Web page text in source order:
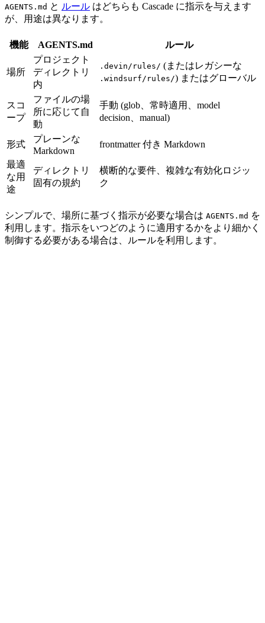
AGENTS.md と ルール はどちらも Cascade に指示を与えます
が、用途は異なります。
機能 AGENTS.md ルール
場所
プロジェクト
ディレクトリ
内
.devin/rules/ (またはレガシーな
.windsurf/rules/) またはグローバル
スコ
ープ
ファイルの場
所に応じて自
動
手動 (glob、常時適用、model
decision、manual)
形式
プレーンな
Markdown
frontmatter 付き Markdown
最適
な用
途
ディレクトリ
固有の規約
横断的な要件、複雑な有効化ロジッ
ク
シンプルで、場所に基づく指示が必要な場合は AGENTS.md を
利用します。指示をいつどのように適用するかをより細かく
制御する必要がある場合は、ルールを利用します。